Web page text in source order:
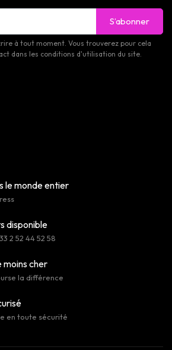
S’abonner
à tout moment. Vous trouverez pour cela
dans les conditions d'utilisation du site.
le monde entier
disponible
2 52 44 52 58
moins cher
la différence
en toute sécurité